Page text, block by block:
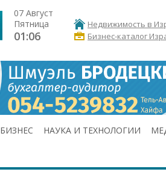
07 Август
Пятница
01:06
Недвижимость в
Бизнес-каталог
БИЗНЕС НАУКА И ТЕХНОЛОГИИ